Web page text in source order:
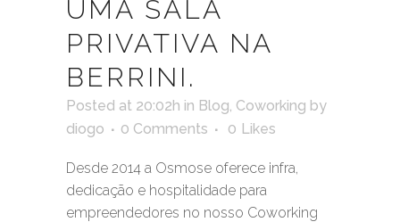
UMA SALA
PRIVATIVA NA
BERRINI.
Posted at 20:02h in Blog Coworking by
diogo
0 Comments 0 Likes
Desde 2014 a Osmose oferece infra,
dedicação e hospitalidade para
empreendedores no nosso Coworking